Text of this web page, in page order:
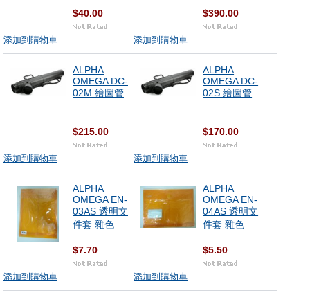
$40.00
添加到購物車
$390.00
添加到購物車
ALPHA
OMEGA DC-
02M 繪圖管
$215.00
添加到購物車
ALPHA
OMEGA DC-
02S 繪圖管
$170.00
添加到購物車
ALPHA
OMEGA EN-
03AS 透明文
件套 雜色
$7.70
添加到購物車
ALPHA
OMEGA EN-
04AS 透明文
件套 雜色
$5.50
添加到購物車